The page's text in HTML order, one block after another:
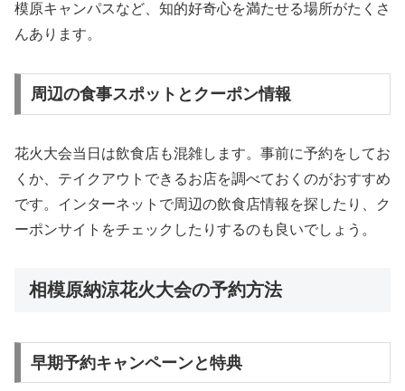
模原キャンパスなど、知的好奇心を満たせる場所がたくさ
んあります。
周辺の食事スポットとクーポン情報
花火大会当日は飲食店も混雑します。事前に予約をしてお
くか、テイクアウトできるお店を調べておくのがおすすめ
です。インターネットで周辺の飲食店情報を探したり、ク
ーポンサイトをチェックしたりするのも良いでしょう。
相模原納涼花火大会の予約方法
早期予約キャンペーンと特典